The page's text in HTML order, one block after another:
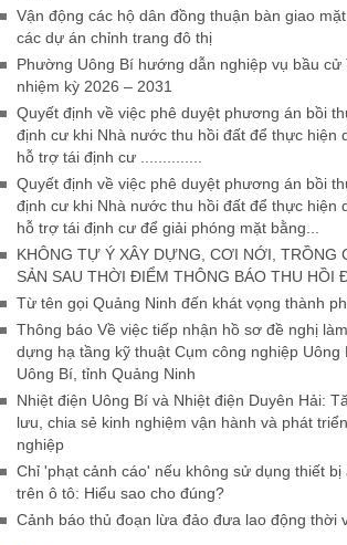
Vận động các hộ dân đồng thuận bàn giao
các dự án chỉnh trang đô thị
Phường Uông Bí hướng dẫn nghiệp vụ bầu
nhiệm kỳ 2026 – 2031
Quyết định về việc phê duyệt phương án bồi
định cư khi Nhà nước thu hồi đất để thực hiện
hỗ trợ tái định cư ..............
Quyết định về việc phê duyệt phương án bồi
định cư khi Nhà nước thu hồi đất để thực hiện
hỗ trợ tái định cư để giải phóng mặt bằng...
KHÔNG TỰ Ý XÂY DỰNG, CƠI NỚI, TRỒNG
SẢN SAU THỜI ĐIỂM THÔNG BÁO THU HỒI
Từ tên gọi Quảng Ninh đến khát vọng thành
Thông báo Về việc tiếp nhận hồ sơ đề nghị
dựng hạ tầng kỹ thuật Cụm công nghiệp Uông
Uông Bí, tỉnh Quảng Ninh
Nhiệt điện Uông Bí và Nhiệt điện Duyên Hải:
lưu, chia sẻ kinh nghiệm vận hành và phát
nghiệp
Chỉ 'phạt cảnh cáo' nếu không sử dụng thiết bị
trên ô tô: Hiểu sao cho đúng?
Cảnh báo thủ đoạn lừa đảo đưa lao động thời